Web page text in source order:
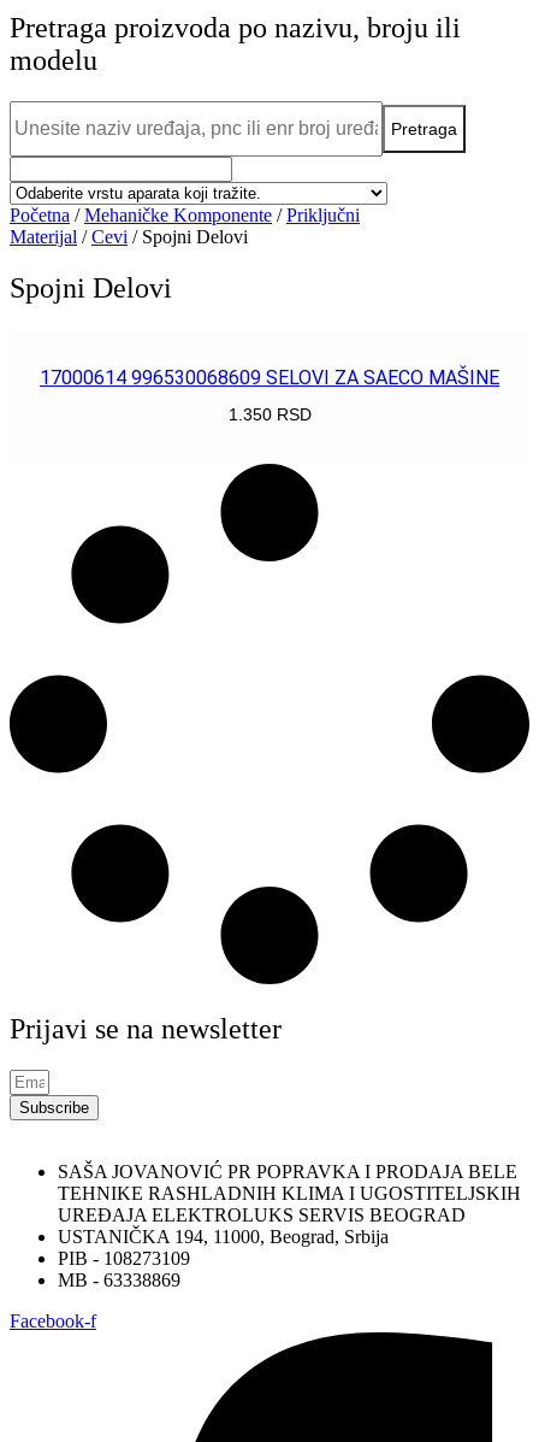
Pretraga proizvoda po nazivu, broju ili
modelu
Početna /Mehaničke Komponente /Priključni
Materijal /Cevi / Spojni Delovi
Spojni Delovi
17000614 996530068609 SELOVI ZA SAECO MAŠINE
1.350 RSD
Prijavi se na newsletter
Subscribe
SAŠA JOVANOVIĆ PR POPRAVKA I PRODAJA BELE
TEHNIKE RASHLADNIH KLIMA I UGOSTITELJSKIH
UREĐAJA ELEKTROLUKS SERVIS BEOGRAD
USTANIČKA 194, 11000, Beograd, Srbija
PIB - 108273109
MB - 63338869
Facebook-f